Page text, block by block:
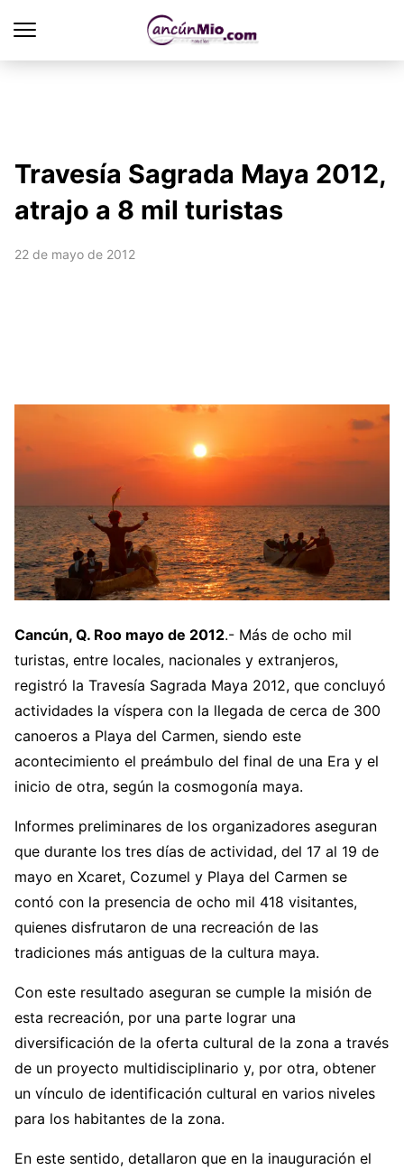
Travesía Sagrada Maya 2012,
atrajo a 8 mil turistas
22 de mayo de 2012
Cancún, Q. Roo mayo de 2012.- Más de ocho mil
turistas, entre locales, nacionales y extranjeros,
registró la Travesía Sagrada Maya 2012, que concluyó
actividades la víspera con la llegada de cerca de 300
canoeros a Playa del Carmen, siendo este
acontecimiento el preámbulo del final de una Era y el
inicio de otra, según la cosmogonía maya.
Informes preliminares de los organizadores aseguran
que durante los tres días de actividad, del 17 al 19 de
mayo en Xcaret, Cozumel y Playa del Carmen se
contó con la presencia de ocho mil 418 visitantes,
quienes disfrutaron de una recreación de las
tradiciones más antiguas de la cultura maya.
Con este resultado aseguran se cumple la misión de
esta recreación, por una parte lograr una
diversificación de la oferta cultural de la zona a través
de un proyecto multidisciplinario y, por otra, obtener
un vínculo de identificación cultural en varios niveles
para los habitantes de la zona.
En este sentido, detallaron que en la inauguración el